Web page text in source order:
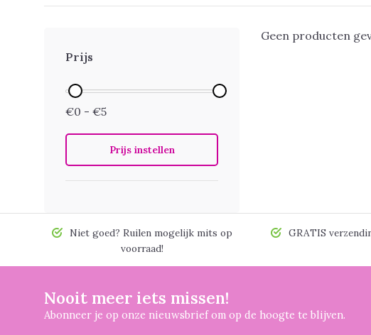
Prijs
€0 - €5
Prijs instellen
Geen producten
Niet goed? Ruilen mogelijk mits op
voorraad!
GRATIS
Nooit meer iets missen!
Abonneer je op onze nieuwsbrief om op de hoogte te blijven.